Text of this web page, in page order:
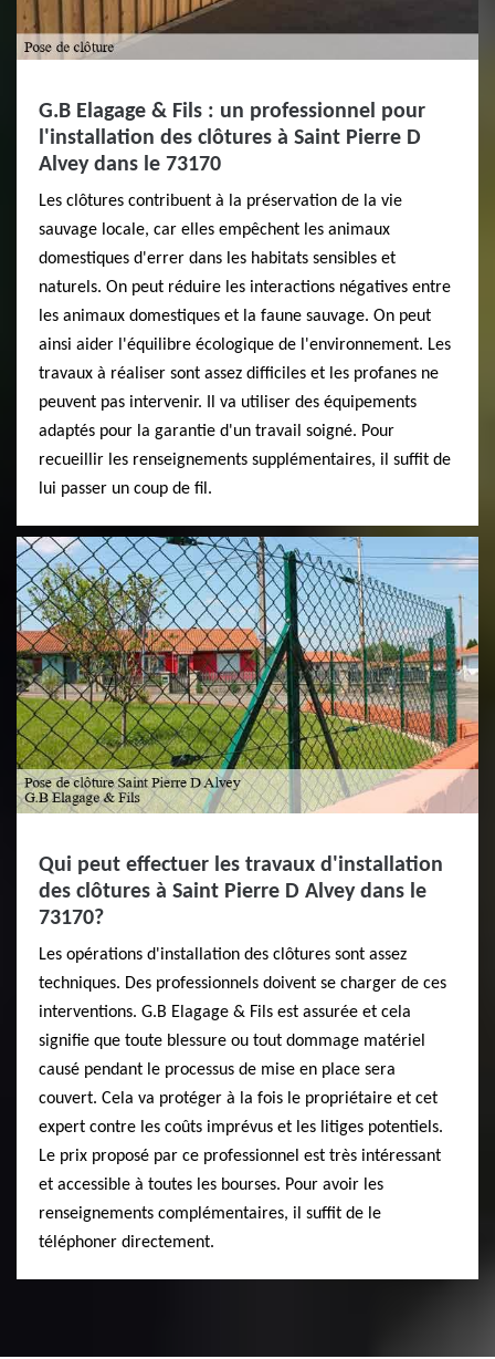
G.B Elagage & Fils : un professionnel pour
l'installation des clôtures à Saint Pierre D
Alvey dans le 73170
Les clôtures contribuent à la préservation de la vie
sauvage locale, car elles empêchent les animaux
domestiques d'errer dans les habitats sensibles et
naturels. On peut réduire les interactions négatives entre
les animaux domestiques et la faune sauvage. On peut
ainsi aider l'équilibre écologique de l'environnement. Les
travaux à réaliser sont assez difficiles et les profanes ne
peuvent pas intervenir. Il va utiliser des équipements
adaptés pour la garantie d'un travail soigné. Pour
recueillir les renseignements supplémentaires, il suffit de
lui passer un coup de fil.
Qui peut effectuer les travaux d'installation
des clôtures à Saint Pierre D Alvey dans le
73170?
Les opérations d'installation des clôtures sont assez
techniques. Des professionnels doivent se charger de ces
interventions. G.B Elagage & Fils est assurée et cela
signifie que toute blessure ou tout dommage matériel
causé pendant le processus de mise en place sera
couvert. Cela va protéger à la fois le propriétaire et cet
expert contre les coûts imprévus et les litiges potentiels.
Le prix proposé par ce professionnel est très intéressant
et accessible à toutes les bourses. Pour avoir les
renseignements complémentaires, il suffit de le
téléphoner directement.